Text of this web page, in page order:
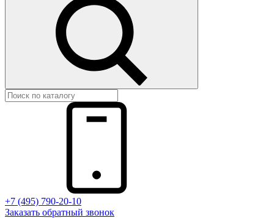
+7 (495) 790-20-10
Заказать обратный звонок